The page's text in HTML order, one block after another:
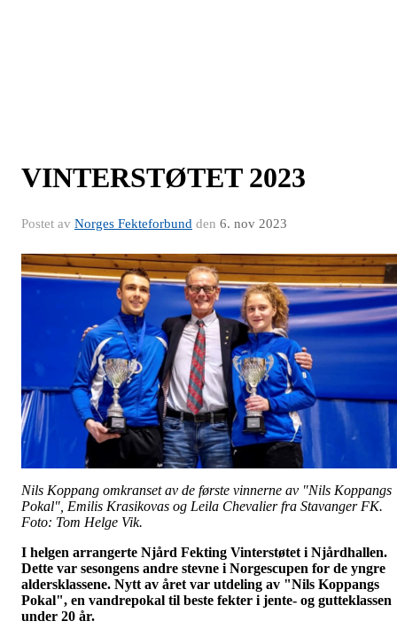
VINTERSTØTET 2023
Postet av Norges Fekteforbund den 6. nov 2023
Nils Koppang omkranset av de første vinnerne av "Nils Koppangs
Pokal", Emilis Krasikovas og Leila Chevalier fra Stavanger FK.
Foto: Tom Helge Vik.
I helgen arrangerte Njård Fekting Vinterstøtet i Njårdhallen.
Dette var sesongens andre stevne i Norgescupen for de yngre
aldersklassene. Nytt av året var utdeling av "Nils Koppangs
Pokal", en vandrepokal til beste fekter i jente- og gutteklassen
under 20 år.